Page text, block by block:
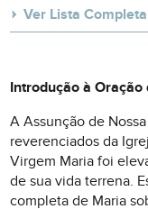
Ver Lista
Introdução à
A Assunção de
reverenciados da
Virgem Maria foi
de sua vida terrena.
completa de Maria